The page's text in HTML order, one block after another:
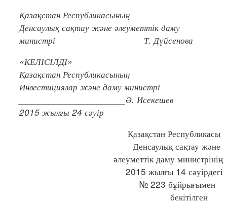
Қазақстан Республикасының
Денсаулық сақтау және әлеуметтік даму
министрі Т. Дүйсенова
«КЕЛІСІЛДІ»
Қазақстан Республикасының
Инвестициялар және даму министрі
_____________________Ә. Исекешев
2015 жылғы 24 сәуір
Қазақстан Республикасы
Денсаулық сақтау және
әлеуметтік даму министрінің
2015 жылғы 14 сәуірдегі
№ 223 бұйрығымен
бекітілген